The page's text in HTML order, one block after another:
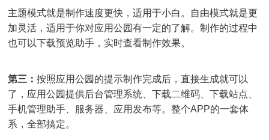
主题模式就是制作速度更快，适用于小白。自由模式就是更
加灵活，适用于你对应用公园有一定的了解。制作的过程中
也可以下载预览助手，实时查看制作效果。
第三： 按照应用公园的提示制作完成后，直接生成就可以
了，应用公园提供后台管理系统、下载二维码、下载站点、
手机管理助手、服务器、应用发布等。整个APP的一套体
系，全部搞定。